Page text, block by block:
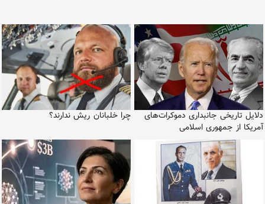
چرا خلبانان ریش ندارند؟
دلایل تاریخی جانبداری دموکرات‌های
آمریکا از جمهوری اسلامی